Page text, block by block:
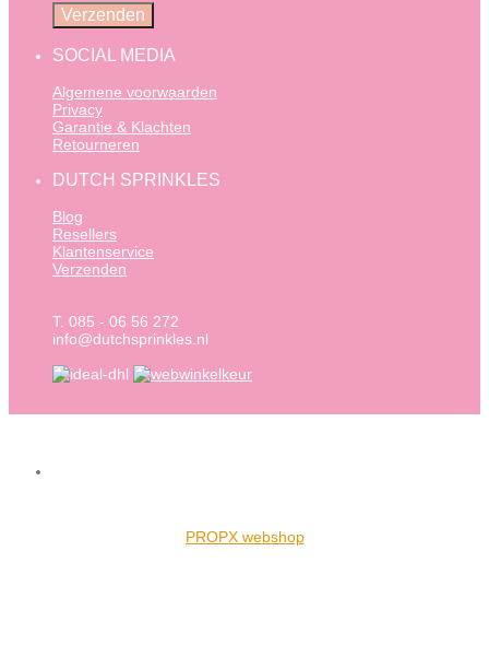
SOCIAL MEDIA
Algemene voorwaarden
Privacy
Garantie & Klachten
Retourneren
DUTCH SPRINKLES
Blog
Resellers
Klantenservice
Verzenden
T. 085 - 06 56 272
info@dutchsprinkles.nl
PROPX webshop